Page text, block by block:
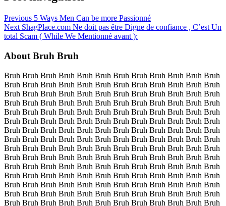
Previous 5 Ways Men Can be more Passionné
Next ShagPlace.com Ne doit pas être Digne de confiance , C’est Un
total Scam ( While We Mentionné avant ):
About Bruh Bruh
Bruh Bruh Bruh Bruh Bruh Bruh Bruh Bruh Bruh Bruh Bruh Bruh
Bruh Bruh Bruh Bruh Bruh Bruh Bruh Bruh Bruh Bruh Bruh Bruh
Bruh Bruh Bruh Bruh Bruh Bruh Bruh Bruh Bruh Bruh Bruh Bruh
Bruh Bruh Bruh Bruh Bruh Bruh Bruh Bruh Bruh Bruh Bruh Bruh
Bruh Bruh Bruh Bruh Bruh Bruh Bruh Bruh Bruh Bruh Bruh Bruh
Bruh Bruh Bruh Bruh Bruh Bruh Bruh Bruh Bruh Bruh Bruh Bruh
Bruh Bruh Bruh Bruh Bruh Bruh Bruh Bruh Bruh Bruh Bruh Bruh
Bruh Bruh Bruh Bruh Bruh Bruh Bruh Bruh Bruh Bruh Bruh Bruh
Bruh Bruh Bruh Bruh Bruh Bruh Bruh Bruh Bruh Bruh Bruh Bruh
Bruh Bruh Bruh Bruh Bruh Bruh Bruh Bruh Bruh Bruh Bruh Bruh
Bruh Bruh Bruh Bruh Bruh Bruh Bruh Bruh Bruh Bruh Bruh Bruh
Bruh Bruh Bruh Bruh Bruh Bruh Bruh Bruh Bruh Bruh Bruh Bruh
Bruh Bruh Bruh Bruh Bruh Bruh Bruh Bruh Bruh Bruh Bruh Bruh
Bruh Bruh Bruh Bruh Bruh Bruh Bruh Bruh Bruh Bruh Bruh Bruh
Bruh Bruh Bruh Bruh Bruh Bruh Bruh Bruh Bruh Bruh Bruh Bruh